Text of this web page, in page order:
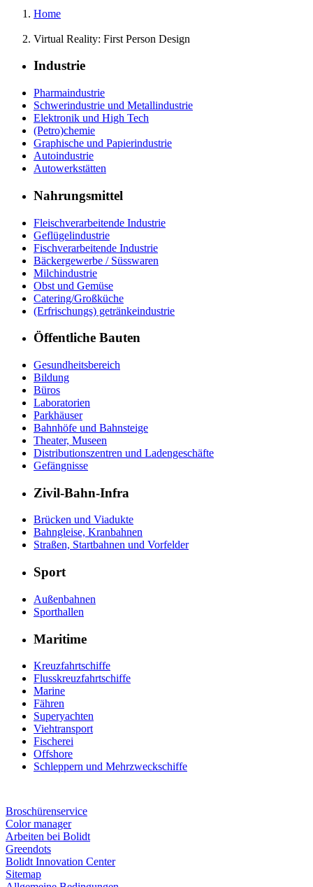
Home
Virtual Reality: First Person Design
Industrie
Pharmaindustrie
Schwerindustrie und Metallindustrie
Elektronik und High Tech
(Petro)chemie
Graphische und Papierindustrie
Autoindustrie
Autowerkstätten
Nahrungsmittel
Fleischverarbeitende Industrie
Geflügelindustrie
Fischverarbeitende Industrie
Bäckergewerbe / Süsswaren
Milchindustrie
Obst und Gemüse
Catering/Großküche
(Erfrischungs) getränkeindustrie
Öffentliche Bauten
Gesundheitsbereich
Bildung
Büros
Laboratorien
Parkhäuser
Bahnhöfe und Bahnsteige
Theater, Museen
Distributionszentren und Ladengeschäfte
Gefängnisse
Zivil-Bahn-Infra
Brücken und Viadukte
Bahngleise, Kranbahnen
Straßen, Startbahnen und Vorfelder
Sport
Außenbahnen
Sporthallen
Maritime
Kreuzfahrtschiffe
Flusskreuzfahrtschiffe
Marine
Fähren
Superyachten
Viehtransport
Fischerei
Offshore
Schleppern und Mehrzweckschiffe
Broschürenservice
Color manager
Arbeiten bei Bolidt
Greendots
Bolidt Innovation Center
Sitemap